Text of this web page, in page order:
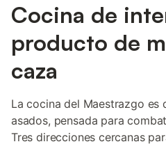
Cocina de
producto de
caza
La cocina del Maestrazgo es
asados, pensada para
Tres direcciones cercanas